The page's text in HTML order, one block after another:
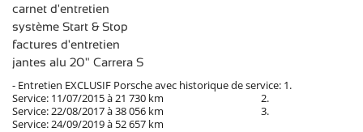
carnet d'entretien
système Start & Stop
factures d'entretien
jantes alu 20" Carrera S
- Entretien EXCLUSIF Porsche avec historique de service: 1.
Service: 11/07/2015 à 21 730 km 2.
Service: 22/08/2017 à 38 056 km 3.
Service: 24/09/2019 à 52 657 km